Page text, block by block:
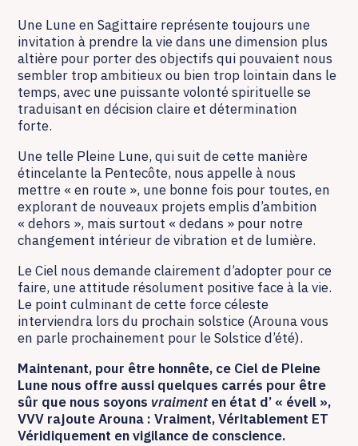
Une Lune en Sagittaire représente toujours une
invitation à prendre la vie dans une dimension plus
altière pour porter des objectifs qui pouvaient nous
sembler trop ambitieux ou bien trop lointain dans le
temps, avec une puissante volonté spirituelle se
traduisant en décision claire et détermination
forte.
Une telle Pleine Lune, qui suit de cette manière
étincelante la Pentecôte, nous appelle à nous
mettre « en route », une bonne fois pour toutes, en
explorant de nouveaux projets emplis d’ambition
« dehors », mais surtout « dedans » pour notre
changement intérieur de vibration et de lumière.
Le Ciel nous demande clairement d’adopter pour ce
faire, une attitude résolument positive face à la vie.
Le point culminant de cette force céleste
interviendra lors du prochain solstice (Arouna vous
en parle prochainement pour le Solstice d’été).
Maintenant, pour être honnête, ce Ciel de Pleine
Lune nous offre aussi quelques carrés pour être
sûr que nous soyons vraimenten état d’ « éveil »,
VVV rajoute Arouna : Vraiment, Véritablement ET
Véridiquement en vigilance de conscience.